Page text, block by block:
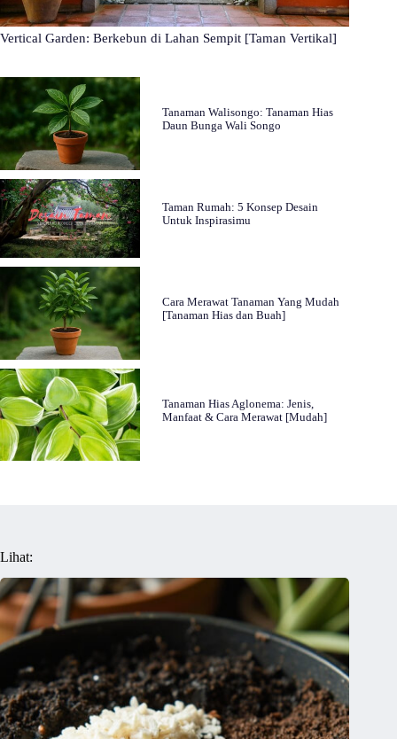
Vertical Garden: Berkebun di Lahan Sempit [Taman Vertikal]
Tanaman Walisongo: Tanaman Hias
Daun Bunga Wali Songo
Taman Rumah: 5 Konsep Desain
Untuk Inspirasimu
Cara Merawat Tanaman Yang Mudah
[Tanaman Hias dan Buah]
Tanaman Hias Aglonema: Jenis,
Manfaat & Cara Merawat [Mudah]
Lihat: